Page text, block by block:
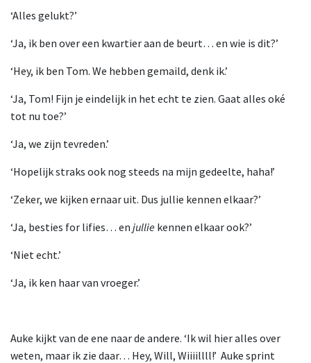
‘Alles gelukt?’
‘Ja, ik ben over een kwartier aan de beurt… en wie is dit?’
‘Hey, ik ben Tom. We hebben gemaild, denk ik.’
‘Ja, Tom! Fijn je eindelijk in het echt te zien. Gaat alles oké
tot nu toe?’
‘Ja, we zijn tevreden.’
‘Hopelijk straks ook nog steeds na mijn gedeelte, haha!’
‘Zeker, we kijken ernaar uit. Dus jullie kennen elkaar?’
‘Ja, besties for lifies… en jullie kennen elkaar ook?’
‘Niet echt.’
‘Ja, ik ken haar van vroeger.’
Auke kijkt van de ene naar de andere. ‘Ik wil hier alles over
weten, maar ik zie daar… Hey, Will, Wiiiillll!’ Auke sprint